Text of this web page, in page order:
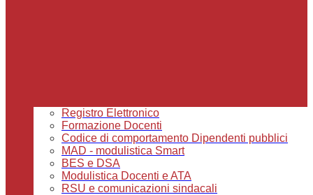
Registro Elettronico
Formazione Docenti
Codice di comportamento Dipendenti pubblici
MAD - modulistica Smart
BES e DSA
Modulistica Docenti e ATA
RSU e comunicazioni sindacali